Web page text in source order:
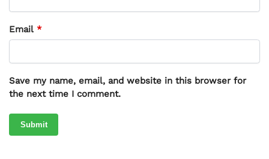
Email *
Save my name, email, and website in this browser for
the next time I comment.